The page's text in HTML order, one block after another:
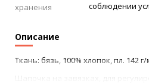
Описание
Ткань: бязь, 100% хлопок, пл. 142 г/
Шапочка на завязках, для
хранения
соблюдении